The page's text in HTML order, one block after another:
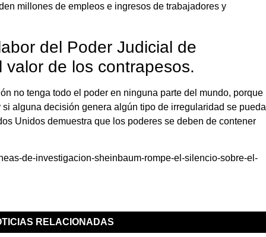
millones de empleos e ingresos de trabajadores y
del Poder Judicial de
valor de los contrapesos.
no tenga todo el poder en ninguna parte del mundo, porque
alguna decisión genera algún tipo de irregularidad se pueda
Unidos demuestra que los poderes se deben de contener
de-investigacion-sheinbaum-rompe-el-silencio-sobre-el-
RELACIONADAS